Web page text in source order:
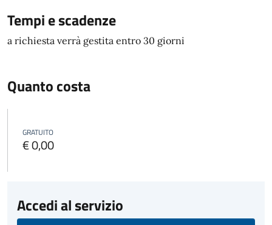
Tempi e scadenze
a richiesta verrà gestita entro 30 giorni
Quanto costa
GRATUITO
€ 0,00
Accedi al servizio